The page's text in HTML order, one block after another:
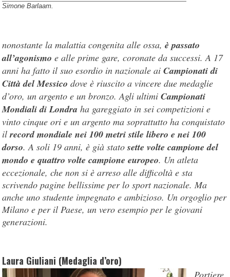
Simone Barlaam.
nonostante la malattia congenita alle ossa,è passato
all’agonismo e alle prime gare, coronate da successi. A 17
anni ha fatto il suo esordio in nazionale aiCampionati di
Città del Messico dove è riuscito a vincere due medaglie
d’oro, un argento e un bronzo. Agli ultimiCampionati
Mondiali di Londra ha gareggiato in sei competizioni e
vinto cinque ori e un argento ma soprattutto ha conquistato
ilrecord mondiale nei 100 metri stile libero e nei 100
dorso. A soli 19 anni, è già statosette volte campione del
mondo e quattro volte campione europeo. Un atleta
eccezionale, che non si è arreso alle difficoltà e sta
scrivendo pagine bellissime per lo sport nazionale. Ma
anche uno studente impegnato e ambizioso. Un orgoglio per
Milano e per il Paese, un vero esempio per le giovani
generazioni.
Laura Giuliani (Medaglia d’oro)